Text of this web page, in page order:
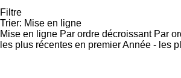
Filtre
Trier: Mise en ligne
Mise en ligne Par ordre décroissant Par
les plus récentes en premierAnnée - les